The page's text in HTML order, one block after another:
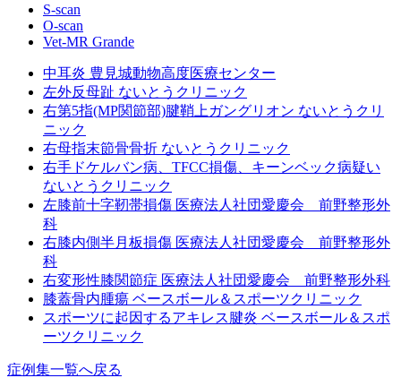
S-scan
O-scan
Vet-MR Grande
中耳炎 豊見城動物高度医療センター
左外反母趾 ないとうクリニック
右第5指(MP関節部)腱鞘上ガングリオン ないとうクリ
ニック
右母指末節骨骨折 ないとうクリニック
右手ドケルバン病、TFCC損傷、キーンベック病疑い
ないとうクリニック
左膝前十字靭帯損傷 医療法人社団愛慶会 前野整形外
科
右膝内側半月板損傷 医療法人社団愛慶会 前野整形外
科
右変形性膝関節症 医療法人社団愛慶会 前野整形外科
膝蓋骨内腫瘍 ベースボール＆スポーツクリニック
スポーツに起因するアキレス腱炎 ベースボール＆スポ
ーツクリニック
症例集一覧へ戻る